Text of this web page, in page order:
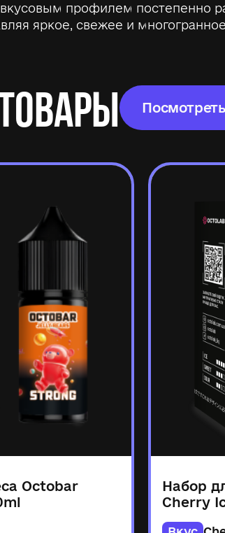
профилем постепенно
яркое, свежее и
Octobar
Набор
Cherry